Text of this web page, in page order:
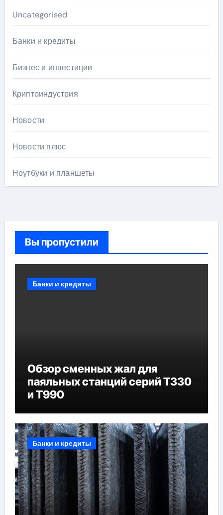
Uncategorised
Банки и кредиты
Бизнес и инвестиции
Криптоиндустрия
Новости
Новости плюс
Ноутбуки и планшеты
Вы пропустили
Банки и кредиты
Обзор сменных жал для
паяльных станций серий T330
и T990
Банки и кредиты